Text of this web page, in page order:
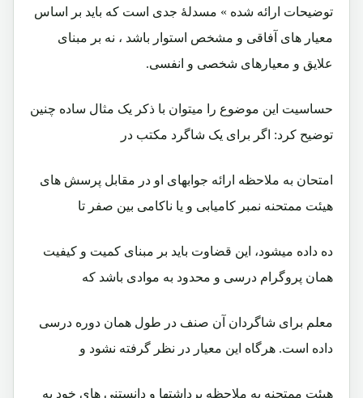
توضيحات ارائه شده » مسدلۀ جدی است که بايد بر اساس
معيار های آفاقی و مشخص استوار باشد ، نه بر مبنای
علايق و معيارهای شخصی و انفسی.
حساسيت اين موضوع را ميتوان با ذکر يک مثال ساده چنين
توضيح کرد: اگر برای يک شاگرد مکتب در
امتحان به ملاحظه ارائه جوابهای او در مقابل پرسش های
هيئت ممتحنه نمبر کاميابی و يا ناکامی بين صفر تا
ده داده ميشود، اين قضاوت بايد بر مبنای کميت و کيفيت
همان پروگرام درسی و محدود به موادی باشد که
معلم برای شاگردان آن صنف در طول همان دوره درسی
داده است. هرگاه اين معيار در نظر گرفته نشود و
هيئت ممتحنه به ملاحظه برداشتها و دانستنی های خود به